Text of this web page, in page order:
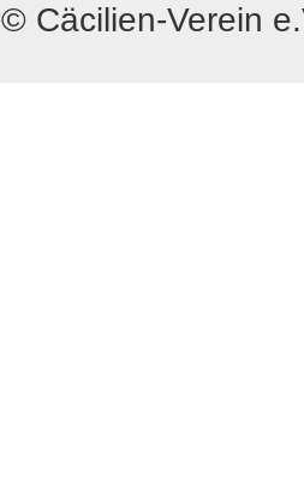
© Cäcilien-Verein